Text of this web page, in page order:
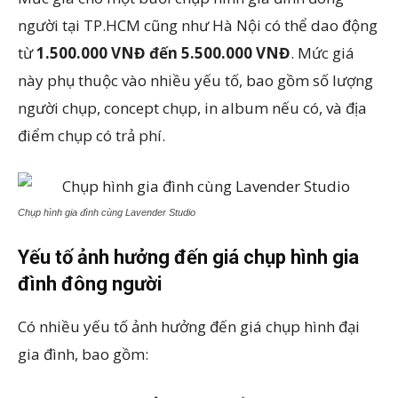
người tại TP.HCM cũng như Hà Nội có thể dao động
từ1.500.000 VNĐ đến 5.500.000 VNĐ. Mức giá
này phụ thuộc vào nhiều yếu tố, bao gồm số lượng
người chụp, concept chụp, in album nếu có, và địa
điểm chụp có trả phí.
Chụp hình gia đình cùng Lavender Studio
Yếu tố ảnh hưởng đến giá chụp hình gia
đình đông người
Có nhiều yếu tố ảnh hưởng đến giá chụp hình đại
gia đình, bao gồm: